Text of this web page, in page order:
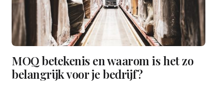
MOQ betekenis en waarom is het zo
belangrijk voor je bedrijf?